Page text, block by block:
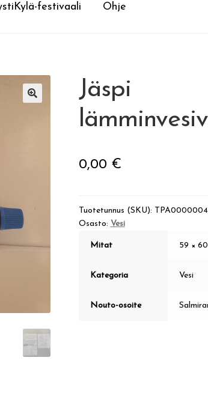
festivaali Ohje
Jäspi
0,00 €
Tuotetunnus (SKU):
Osasto: Vesi
Mitat 59 ×
Kategoria Vesi
Nouto-osoite